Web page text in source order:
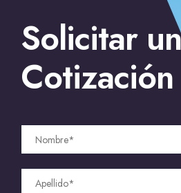
Guardias armados para fiestas
Seguridad para eventos en Miami
Solicitar
Cotización